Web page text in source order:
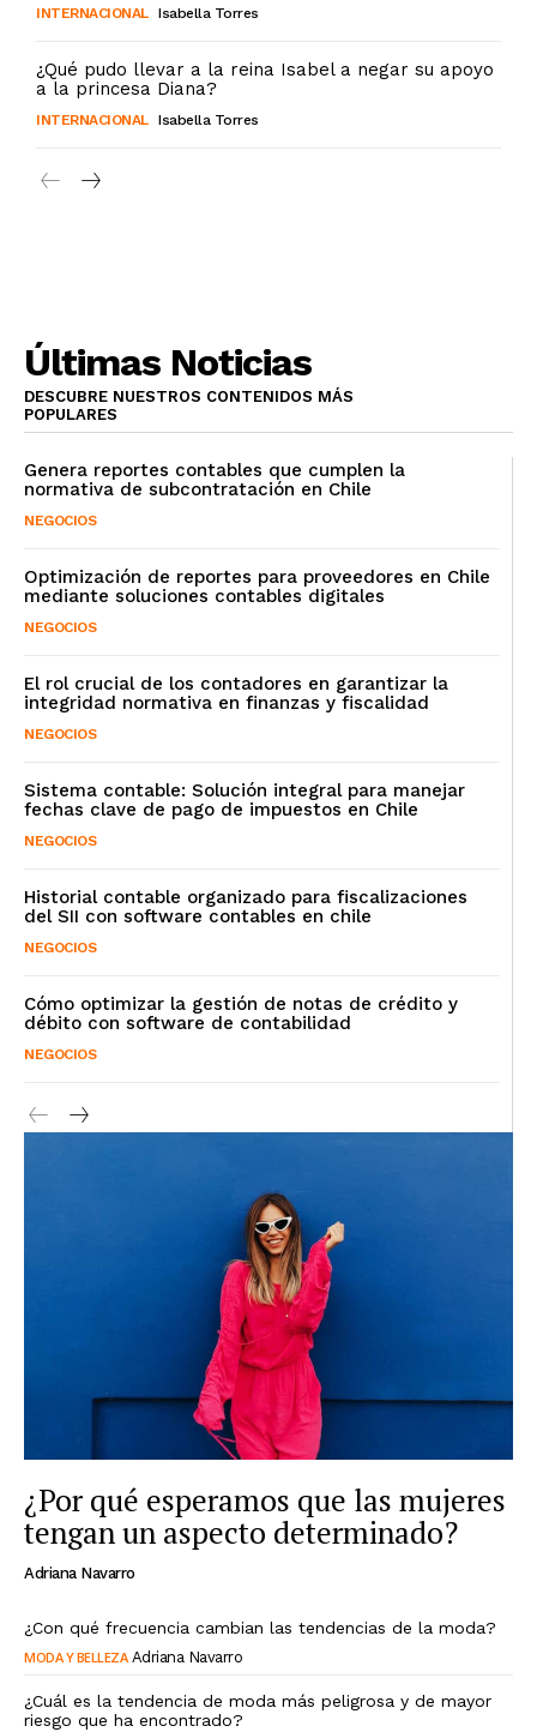
INTERNACIONAL Isabella Torres
¿Qué pudo llevar a la reina Isabel a negar su apoyo
a la princesa Diana?
INTERNACIONAL Isabella Torres
Últimas Noticias
DESCUBRE NUESTROS CONTENIDOS MÁS
POPULARES
Genera reportes contables que cumplen la
normativa de subcontratación en Chile
NEGOCIOS
Optimización de reportes para proveedores en Chile
mediante soluciones contables digitales
NEGOCIOS
El rol crucial de los contadores en garantizar la
integridad normativa en finanzas y fiscalidad
NEGOCIOS
Sistema contable: Solución integral para manejar
fechas clave de pago de impuestos en Chile
NEGOCIOS
Historial contable organizado para fiscalizaciones
del SII con software contables en chile
NEGOCIOS
Cómo optimizar la gestión de notas de crédito y
débito con software de contabilidad
NEGOCIOS
¿Por qué esperamos que las mujeres
tengan un aspecto determinado?
Adriana Navarro
¿Con qué frecuencia cambian las tendencias de la moda?
MODA Y BELLEZA Adriana Navarro
¿Cuál es la tendencia de moda más peligrosa y de mayor
riesgo que ha encontrado?